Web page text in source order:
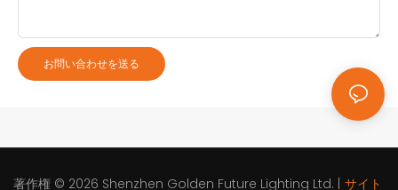
お問い合わせを送る
著作権 © 2026 Shenzhen Golden Future Lighting Ltd. | サイト